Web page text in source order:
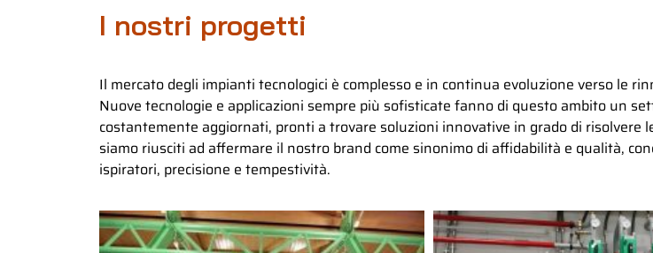
I nostri progetti
Il mercato degli impianti tecnologici è complesso e in continua evoluzione verso le
Nuove tecnologie e applicazioni sempre più sofisticate fanno di questo ambito un
costantemente aggiornati, pronti a trovare soluzioni innovative in grado di risolvere
siamo riusciti ad affermare il nostro brand come sinonimo di affidabilità e qualità,
ispiratori, precisione e tempestività.